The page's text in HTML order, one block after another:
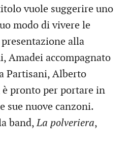
vuole suggerire uno
modo di vivere le
alla
Amadei accompagnato
Partisani, Alberto
pronto per portare in
sue nuove canzoni.
band,La polveriera,